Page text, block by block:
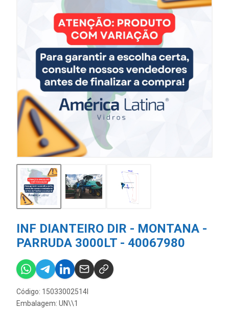
INF DIANTEIRO DIR - MONTANA -
PARRUDA 3000LT - 40067980
Código: 15033002514I
Embalagem: UN\\1